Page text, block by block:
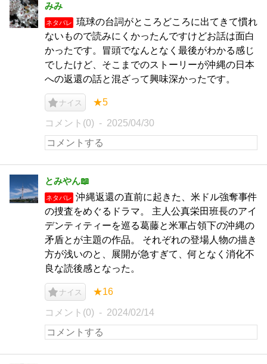
みみ
ネタバレ
琉球の台詞がところどころに出てきて慣れ
ないもので読みにくかったんですけどお話は面白
かったです。冒頭でなんとなく最後がわかる感じ
でしたけど、そこまでのストーリーが沖縄の日本
への返還の話と混ざって興味深かったです。
ナイス ★5
コメント(0) 2025/04/30
とみやん📖
ネタバレ
沖縄返還の直前に起きた、米ドル強奪事件
の捜査をめぐるドラマ。 主人公真栄田班長のアイ
デンティティーを巡る葛藤と米軍占領下の沖縄の
矛盾とが主題の作品。 それぞれの登場人物の描き
方が浅いのと、展開が急すぎて、何となく消化不
良な読後感となった。
ナイス ★16
コメント(0) 2024/02/14